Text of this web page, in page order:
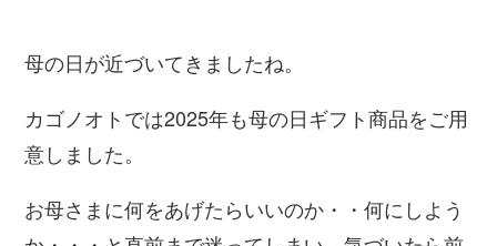
母の日が近づいてきましたね。
カゴノオトでは2025年も母の日ギフト商品をご用
意しました。
お母さまに何をあげたらいいのか・・何にしよう